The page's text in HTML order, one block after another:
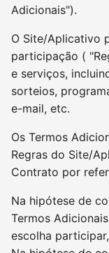
Adicionais").
O Site/Aplicativo
participação (
e serviços,
sorteios,
e-mail, etc.
Os Termos
Regras do Site/
Contrato por
Na hipótese de
Termos
escolha